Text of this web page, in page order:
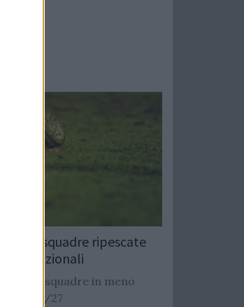
di squadre ripescate
nazionali
oltre 20 squadre in meno
2026/27